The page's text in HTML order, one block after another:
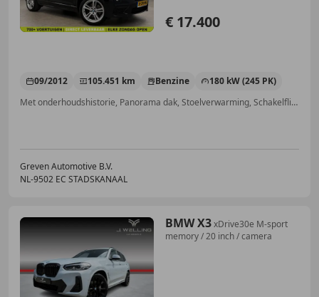
€ 17.400
09/2012 105.451 km Benzine
180 kW (245 PK)
Met onderhoudshistorie, Panorama dak, Stoelverwarming, Schakelflippers, 4x4, Parkeerhulp voor, Start/Stop-systeem, Bluetooth
Greven Automotive B.V.
NL-9502 EC STADSKANAAL
BMW X3xDrive30e M-sport
memory / 20 inch / camera